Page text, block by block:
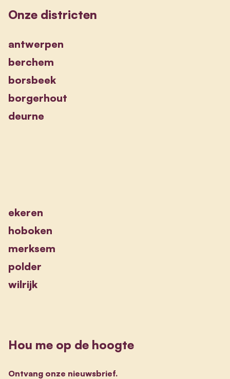
Onze districten
antwerpen
berchem
borsbeek
borgerhout
deurne
ekeren
hoboken
merksem
polder
wilrijk
Hou me op de hoogte
Ontvang onze nieuwsbrief.